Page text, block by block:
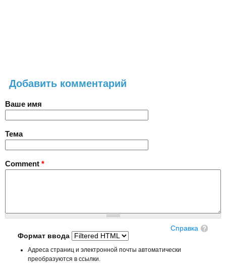
Добавить комментарий
Ваше имя
Тема
Comment *
Справка
Формат ввода
Адреса страниц и электронной почты автоматически
преобразуются в ссылки.